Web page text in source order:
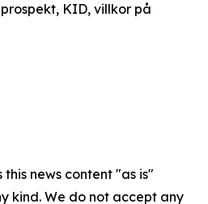
KID, villkor på
news content "as is"
kind. We do not accept any